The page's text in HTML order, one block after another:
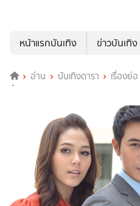
หน้าแรกบันเทิง
ข่าวบันเทิง
อ่าน บันเทิงดารา เรื่องย่อ
ช่อง 3HD